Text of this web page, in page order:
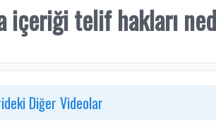
içeriği telif hakları
Diğer Videolar